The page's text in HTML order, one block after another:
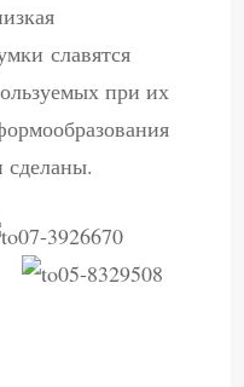
славятся
при их
сделаны.